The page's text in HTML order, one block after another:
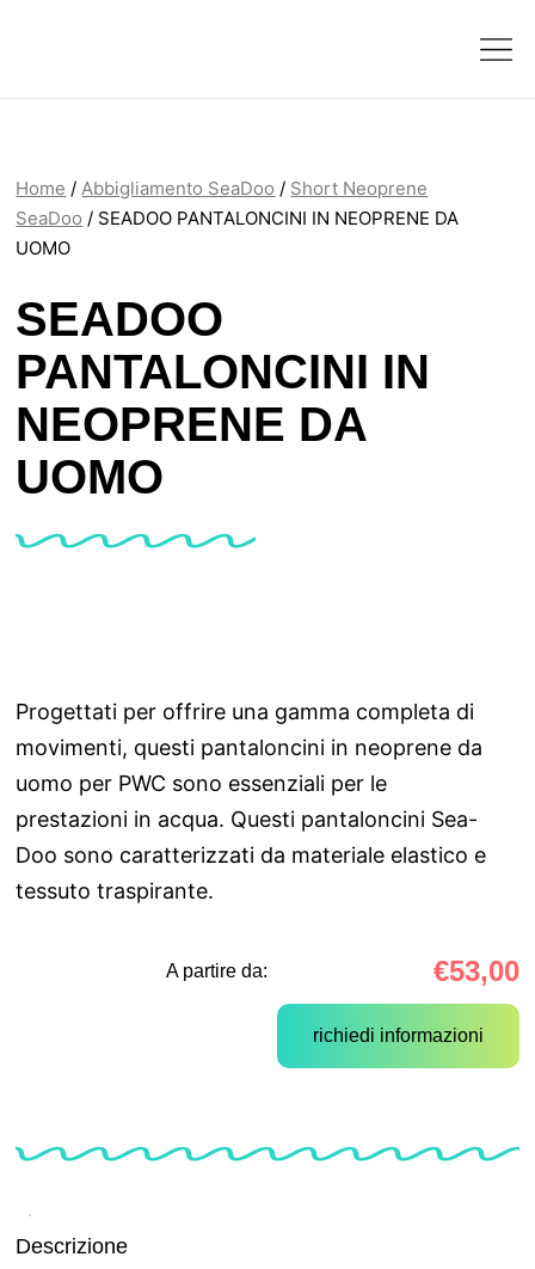
Home /Abbigliamento SeaDoo / Short Neoprene
SeaDoo / SEADOO PANTALONCINI IN NEOPRENE DA
UOMO
SEADOO
PANTALONCINI IN
NEOPRENE DA
UOMO
Progettati per offrire una gamma completa di
movimenti, questi pantaloncini in neoprene da
uomo per PWC sono essenziali per le
prestazioni in acqua. Questi pantaloncini Sea-
Doo sono caratterizzati da materiale elastico e
tessuto traspirante.
A partire da: €53,00
richiedi informazioni
Descrizione